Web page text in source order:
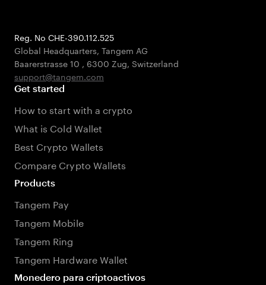
Reg. No CHE-390.112.525
Global Headquarters, Tangem AG
Baarerstrasse 10 , 6300 Zug, Switzerland
support@tangem.com
Get started
How to start with a crypto
What is Cold Wallet
Best Crypto Wallets
Compare Crypto Wallets
Products
Tangem Pay
Tangem Mobile
Tangem Ring
Tangem Hardware Wallet
Monedero para criptoactivos